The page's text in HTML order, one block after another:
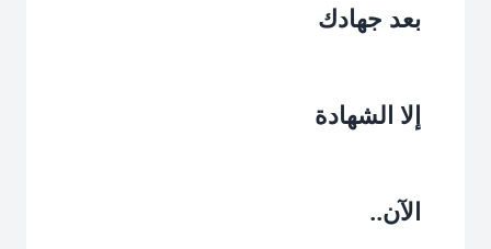
بعد جهادك‏
إلا الشهادة‏
الآن..‏